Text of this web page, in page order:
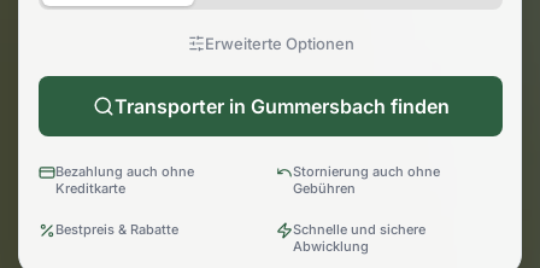
Erweiterte Optionen
Transporter in Gummersbach finden
Bezahlung auch ohne
Kreditkarte
Stornierung auch ohne
Gebühren
Bestpreis & Rabatte
Schnelle und sichere
Abwicklung